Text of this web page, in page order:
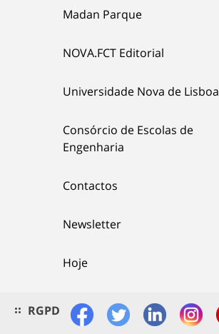
Madan Parque
NOVA.FCT Editorial
Universidade Nova de Lisboa
Consórcio de Escolas de
Engenharia
Contactos
Newsletter
Hoje
RGPD